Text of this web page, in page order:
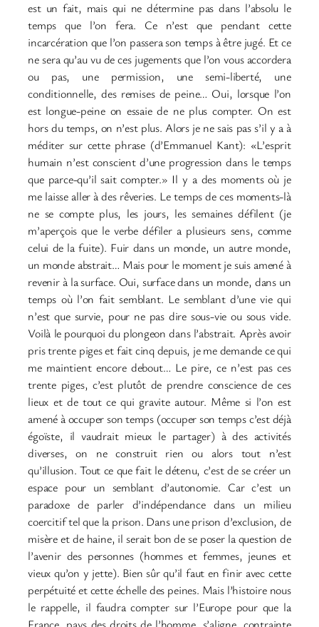
est un fait, mais qui ne détermine pas dans l’absolu le
temps que l’on fera. Ce n’est que pendant cette
incarcération que l’on passera son temps à être jugé. Et ce
ne sera qu’au vu de ces jugements que l’on vous accordera
ou pas, une permission, une semi-liberté, une
conditionnelle, des remises de peine… Oui, lorsque l’on
est longue-peine on essaie de ne plus compter. On est
hors du temps, on n’est plus. Alors je ne sais pas s’il y a à
méditer sur cette phrase (d’Emmanuel Kant): «L’esprit
humain n’est conscient d’une progression dans le temps
que parce-qu’il sait compter.» Il y a des moments où je
me laisse aller à des rêveries. Le temps de ces moments-là
ne se compte plus, les jours, les semaines défilent (je
m’aperçois que le verbe défiler a plusieurs sens, comme
celui de la fuite). Fuir dans un monde, un autre monde,
un monde abstrait… Mais pour le moment je suis amené à
revenir à la surface. Oui, surface dans un monde, dans un
temps où l’on fait semblant. Le semblant d’une vie qui
n’est que survie, pour ne pas dire sous-vie ou sous vide.
Voilà le pourquoi du plongeon dans l’abstrait. Après avoir
pris trente piges et fait cinq depuis, je me demande ce qui
me maintient encore debout… Le pire, ce n’est pas ces
trente piges, c’est plutôt de prendre conscience de ces
lieux et de tout ce qui gravite autour. Même si l’on est
amené à occuper son temps (occuper son temps c’est déjà
égoïste, il vaudrait mieux le partager) à des activités
diverses, on ne construit rien ou alors tout n’est
qu’illusion. Tout ce que fait le détenu, c’est de se créer un
espace pour un semblant d’autonomie. Car c’est un
paradoxe de parler d’indépendance dans un milieu
coercitif tel que la prison. Dans une prison d’exclusion, de
misère et de haine, il serait bon de se poser la question de
l’avenir des personnes (hommes et femmes, jeunes et
vieux qu’on y jette). Bien sûr qu’il faut en finir avec cette
perpétuité et cette échelle des peines. Mais l’histoire nous
le rappelle, il faudra compter sur l’Europe pour que la